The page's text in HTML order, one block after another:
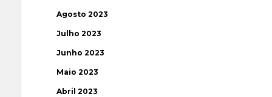
Agosto 2023
Julho 2023
Junho 2023
Maio 2023
Abril 2023